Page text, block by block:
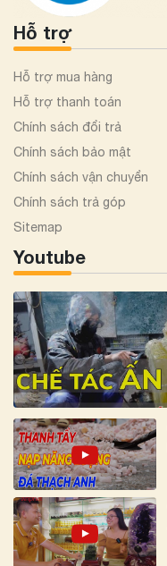
Hỗ trợ
Hỗ trợ mua hàng
Hỗ trợ thanh toán
Chính sách đổi trả
Chính sách bảo mật
Chính sách vận chuyển
Chính sách trả góp
Sitemap
Youtube